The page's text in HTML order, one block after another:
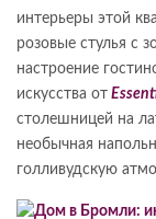
интерьеры этой
розовые стулья с
настроение
искусства от
столешницей на
необычная
голливудскую